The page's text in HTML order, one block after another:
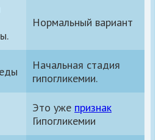
Нормальный вариант
Начальная стадия
гипогликемии.
Это уже признак
Гипогликемии